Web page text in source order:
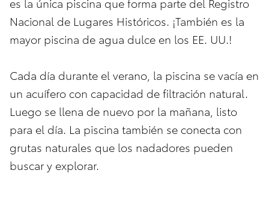
Nacional de Lugares Históricos. ¡También es la
mayor piscina de agua dulce en los EE. UU.!
Cada día durante el verano, la piscina se vacía en
un acuífero con capacidad de filtración natural.
Luego se llena de nuevo por la mañana, listo
para el día. La piscina también se conecta con
grutas naturales que los nadadores pueden
buscar y explorar.